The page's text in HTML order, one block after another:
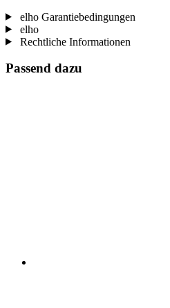
elho Garantiebedingungen
elho
Rechtliche Informationen
Passend dazu